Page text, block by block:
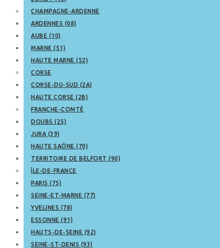
CHAMPAGNE-ARDENNE
ARDENNES (08)
AUBE (10)
MARNE (51)
HAUTE MARNE (52)
CORSE
CORSE-DU-SUD (2A)
HAUTE CORSE (2B)
FRANCHE-COMTÉ
DOUBS (25)
JURA (39)
HAUTE SAÔNE (70)
TERRITOIRE DE BELFORT (90)
ÎLE-DE-FRANCE
PARIS (75)
SEINE-ET-MARNE (77)
YVELINES (78)
ESSONNE (91)
HAUTS-DE-SEINE (92)
SEINE-ST-DENIS (93)